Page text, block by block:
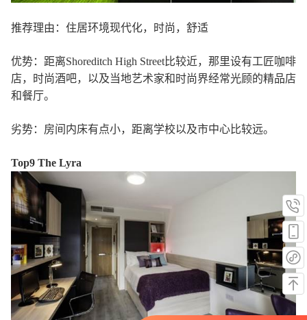
推荐理由：住居环境现代化，时尚，舒适
优势：距离Shoreditch High Street比较近，那里设有工匠咖啡
店，时尚酒吧，以及当地艺术家和时尚界经常光顾的精品店
和餐厅。
劣势：房间内床有点小，距离学校以及市中心比较远。
Top9 The Lyra